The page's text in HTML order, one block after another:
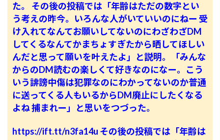
た。
その後の投稿では「年齢はただの数字とい
う考えの昨今。いろんな人がいていいのにねー 受
け入れてなんてお願いしてないのにわざわざDM
してくるなんてかまちょすぎたから晒してほしい
んだと思って願いを叶えたよ」と説明。「みんな
からのDM読むの楽しくて好きなのになー。こう
いう誹謗中傷は犯罪なのにわかってないのか普通
に送ってくる人もいるからDM廃止にしたくなる
よね 捕まれー」と思いをつづった。
https://ift.tt/n3fa14u その後の投稿では「年齢は